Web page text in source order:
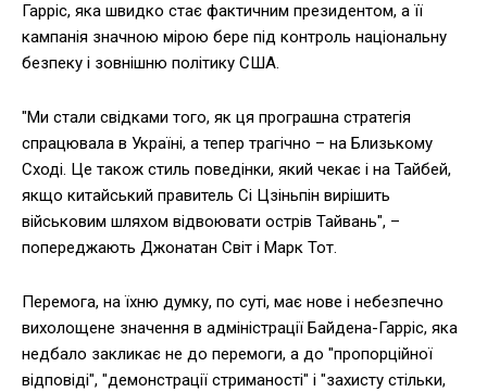
Гарріс, яка швидко стає фактичним президентом, а її
кампанія значною мірою бере під контроль національну
безпеку і зовнішню політику США.
"Ми стали свідками того, як ця програшна стратегія
спрацювала в Україні, а тепер трагічно – на Близькому
Сході. Це також стиль поведінки, який чекає і на Тайбей,
якщо китайський правитель Сі Цзіньпін вирішить
військовим шляхом відвоювати острів Тайвань", –
попереджають Джонатан Світ і Марк Тот.
Перемога, на їхню думку, по суті, має нове і небезпечно
вихолощене значення в адміністрації Байдена-Гарріс, яка
недбало закликає не до перемоги, а до "пропорційної
відповіді", "демонстрації стриманості" і "захисту стільки,